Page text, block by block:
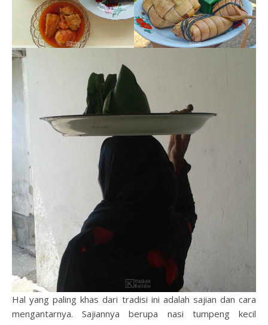
Hal yang paling khas dari tradisi ini adalah sajian dan cara
mengantarnya. Sajiannya berupa nasi tumpeng kecil